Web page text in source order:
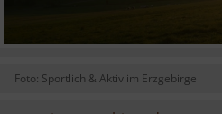
Foto: Sportlich & Aktiv im Erzgebirge